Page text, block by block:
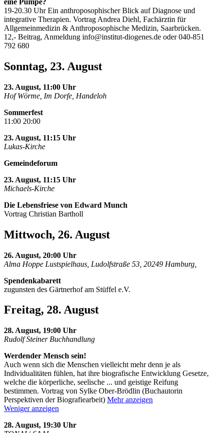
19-20.30 Uhr Ein anthroposophischer Blick auf Diagnose und
integrative Therapien. Vortrag Andrea Diehl, Fachärztin für
Allgemeinmedizin & Anthroposophische Medizin, Saarbrücken.
12,- Beitrag, Anmeldung info@institut-diogenes.de oder 040-851
792 680
Sonntag, 23. August
23. August, 11:00 Uhr
Hof Wörme, Im Dorfe, Handeloh
Sommerfest
11:00 20:00
23. August, 11:15 Uhr
Lukas-Kirche
Gemeindeforum
23. August, 11:15 Uhr
Michaels-Kirche
Die Lebensfriese von Edward Munch
Vortrag Christian Bartholl
Mittwoch, 26. August
26. August, 20:00 Uhr
Alma Hoppe Lustspielhaus, Ludolfstraße 53, 20249 Hamburg,
Spendenkabarett
zugunsten des Gärtnerhof am Stüffel e.V.
Freitag, 28. August
28. August, 19:00 Uhr
Rudolf Steiner Buchhandlung
Werdender Mensch sein!
Auch wenn sich die Menschen vielleicht mehr denn je als
Individualitäten fühlen, hat ihre biografische Entwicklung Gesetze,
welche die körperliche, seelische ... und geistige Reifung
bestimmen. Vortrag von Sylke Ober-Brödlin (Buchautorin
Perspektiven der Biografiearbeit) Mehr anzeigen
Weniger anzeigen
28. August, 19:30 Uhr